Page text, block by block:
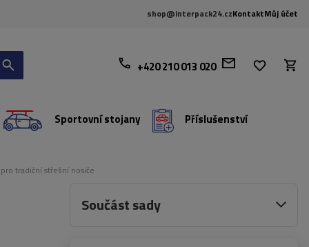
shop@interpack24.czKontaktMůj účet
+420 210 013 020
Sportovní stojany Příslušenství
tradiční střešní nosiče
Součást sady